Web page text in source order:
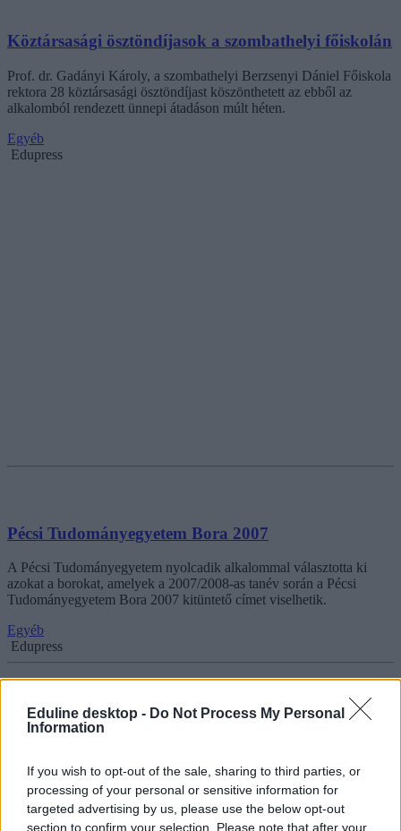
Eduline desktop - Do Not Process My Personal
Information
If you wish to opt-out of the sale, sharing to third parties, or
processing of your personal or sensitive information for
targeted advertising by us, please use the below opt-out
section to confirm your selection. Please note that after your
Köztársasági ösztöndíjasok a szombathelyi főiskolán
Prof. dr. Gadányi Károly, a szombathelyi Berzsenyi Dániel Főiskola
rektora 28 köztársasági ösztöndíjast köszönthetett az ebből az
alkalomból rendezett ünnepi átadáson múlt héten.
Egyéb
Edupress
Pécsi Tudományegyetem Bora 2007
A Pécsi Tudományegyetem nyolcadik alkalommal választotta ki
azokat a borokat, amelyek a 2007/2008-as tanév során a Pécsi
Tudományegyetem Bora 2007 kitüntető címet viselhetik.
Egyéb
Edupress
Debrecen is csatlakozott a tüntetéssorozathoz
A Debreceni Egyetem Hallgatói Önkormányzata (DEHÖK)
elnökségének döntése szerint csatlakozik a Hallgatói
Önkormányzatok Országos Konferenciája (HÖOK) szervezésében
zajló tandíj ellenes demonstrációsorozathoz. A DEHÖK elnöksége a